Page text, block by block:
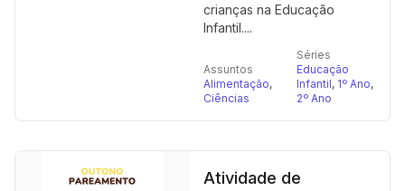
crianças na Educação
Infantil....
Assuntos
Alimentação,
Ciências
Séries
Educação
Infantil, 1º Ano,
2º Ano
Atividade de